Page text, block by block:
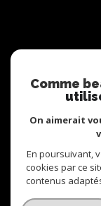
© 2026 |
Nos
Admin
Comme
On aimerait
En poursuivant,
cookies par ce
contenus